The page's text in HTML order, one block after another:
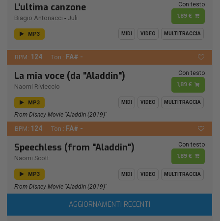
L'ultima canzone
Biagio Antonacci - Juli
Con testo
1,89 €
MP3 MIDI VIDEO MULTITRACCIA
BPM: 124 Ton.: FA# -
La mia voce (da "Aladdin")
Naomi Rivieccio
Con testo
1,89 €
MP3 MIDI VIDEO MULTITRACCIA
From Disney Movie "Aladdin (2019)"
BPM: 124 Ton.: FA# -
Speechless (from "Aladdin")
Naomi Scott
Con testo
1,89 €
MP3 MIDI VIDEO MULTITRACCIA
From Disney Movie "Aladdin (2019)"
AGGIORNAMENTI RECENTI